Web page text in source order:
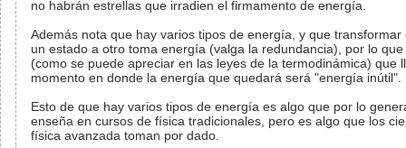
no habrán estrellas que irradien el firmamento de energía.
Además nota que hay varios tipos de energía, y que transformar
un estado a otro toma energía (valga la redundancia), por lo
(como se puede apreciar en las leyes de la termodinámica) que
momento en donde la energía que quedará será "energía inútil".
Esto de que hay varios tipos de energía es algo que por lo
enseña en cursos de física tradicionales, pero es algo que los
física avanzada toman por dado.